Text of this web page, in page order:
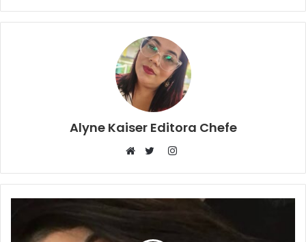
Alyne Kaiser Editora Chefe
Instagram